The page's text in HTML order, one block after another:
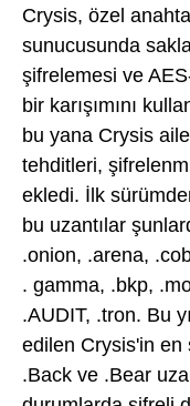
Crysis, özel
sunucusunda
şifrelemesi ve
bir karışımını
bu yana Crysis
tehditleri,
ekledi. İlk
bu uzantılar
.onion, .arena,
. gamma, .bkp,
.AUDIT, .tron. Bu
edilen Crysis'in en
.Back ve .Bear